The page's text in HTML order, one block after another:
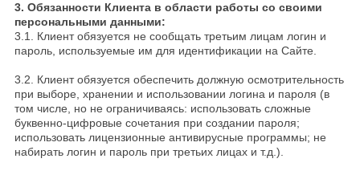
3. Обязанности Клиента в области работы со своими
персональными данными:
3.1. Клиент обязуется не сообщать третьим лицам логин и
пароль, используемые им для идентификации на Сайте.
3.2. Клиент обязуется обеспечить должную осмотрительность
при выборе, хранении и использовании логина и пароля (в
том числе, но не ограничиваясь: использовать сложные
буквенно-цифровые сочетания при создании пароля;
использовать лицензионные антивирусные программы; не
набирать логин и пароль при третьих лицах и т.д.).